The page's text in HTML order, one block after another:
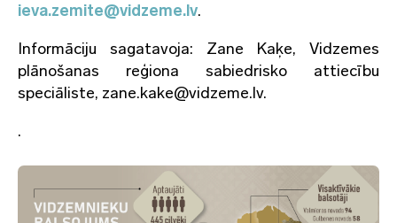
ieva.zemite@vidzeme.lv.
Informāciju sagatavoja: Zane Kaķe, Vidzemes
plānošanas reģiona sabiedrisko attiecību
speciāliste, zane.kake@vidzeme.lv.
.